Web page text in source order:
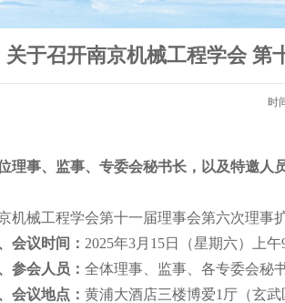
关于召开南京机械工程学会 第
时
理事、监事、专委会秘书长，以及特邀人
机械工程学会第十一届理事会第六次理事
会议时间： 2025年3月15日（星期六）上午
参会人员： 全体理事、监事、各专委会秘
会议地点： 黄浦大酒店三楼博爱1厅（玄武